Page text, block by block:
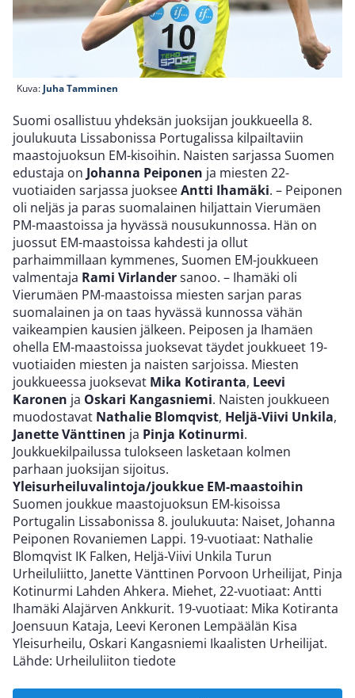
Kuva: Juha Tamminen
Suomi osallistuu yhdeksän juoksijan joukkueella 8.
joulukuuta Lissabonissa Portugalissa kilpailtaviin
maastojuoksun EM-kisoihin. Naisten sarjassa Suomen
edustaja on Johanna Peiponen ja miesten 22-
vuotiaiden sarjassa juokseeAntti Ihamäki. – Peiponen
oli neljäs ja paras suomalainen hiljattain Vierumäen
PM-maastoissa ja hyvässä nousukunnossa. Hän on
juossut EM-maastoissa kahdesti ja ollut
parhaimmillaan kymmenes, Suomen EM-joukkueen
valmentaja Rami Virlandersanoo. – Ihamäki oli
Vierumäen PM-maastoissa miesten sarjan paras
suomalainen ja on taas hyvässä kunnossa vähän
vaikeampien kausien jälkeen. Peiposen ja Ihamäen
ohella EM-maastoissa juoksevat täydet joukkueet 19-
vuotiaiden miesten ja naisten sarjoissa. Miesten
joukkueessa juoksevat Mika Kotiranta, Leevi
Karonen ja Oskari Kangasniemi. Naisten joukkueen
muodostavat Nathalie Blomqvist, Heljä-Viivi Unkila,
Janette Vänttinen ja Pinja Kotinurmi.
Joukkuekilpailussa tulokseen lasketaan kolmen
parhaan juoksijan sijoitus.
Yleisurheiluvalintoja/joukkue EM-maastoihin
Suomen joukkue maastojuoksun EM-kisoissa
Portugalin Lissabonissa 8. joulukuuta: Naiset, Johanna
Peiponen Rovaniemen Lappi. 19-vuotiaat: Nathalie
Blomqvist IK Falken, Heljä-Viivi Unkila Turun
Urheiluliitto, Janette Vänttinen Porvoon Urheilijat, Pinja
Kotinurmi Lahden Ahkera. Miehet, 22-vuotiaat: Antti
Ihamäki Alajärven Ankkurit. 19-vuotiaat: Mika Kotiranta
Joensuun Kataja, Leevi Keronen Lempäälän Kisa
Yleisurheilu, Oskari Kangasniemi Ikaalisten Urheilijat.
Lähde: Urheiluliiton tiedote